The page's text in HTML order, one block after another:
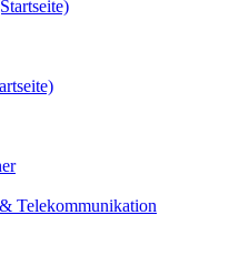
Telekommunikation